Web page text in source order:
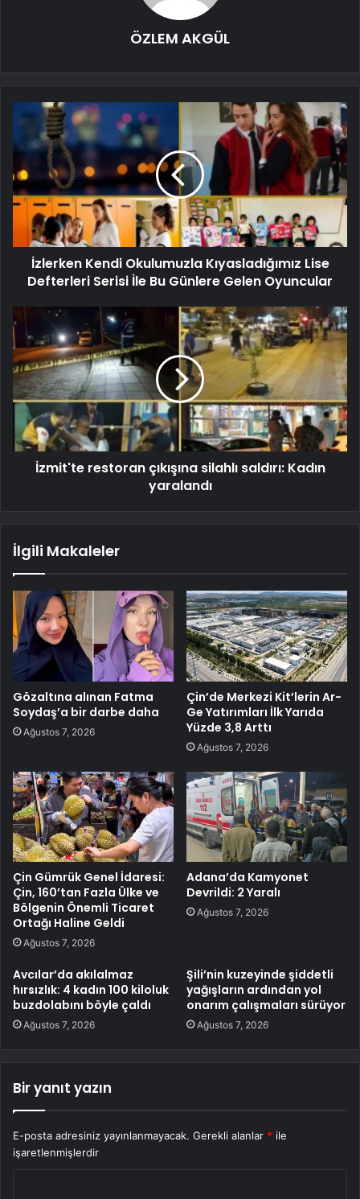
ÖZLEM AKGÜL
İzlerken Kendi Okulumuzla Kıyasladığımız Lise
Defterleri Serisi İle Bu Günlere Gelen Oyuncular
İzmit'te restoran çıkışına silahlı saldırı: Kadın
yaralandı
İlgili Makaleler
Gözaltına alınan Fatma
Soydaş’a bir darbe daha
Ağustos 7, 2026
Çin’de Merkezi Kit’lerin Ar-
Ge Yatırımları İlk Yarıda
Yüzde 3,8 Arttı
Ağustos 7, 2026
Çin Gümrük Genel İdaresi:
Çin, 160’tan Fazla Ülke ve
Bölgenin Önemli Ticaret
Ortağı Haline Geldi
Ağustos 7, 2026
Adana’da Kamyonet
Devrildi: 2 Yaralı
Ağustos 7, 2026
Avcılar’da akılalmaz
hırsızlık: 4 kadın 100 kiloluk
buzdolabını böyle çaldı
Ağustos 7, 2026
Şili’nin kuzeyinde şiddetli
yağışların ardından yol
onarım çalışmaları sürüyor
Ağustos 7, 2026
Bir yanıt yazın
E-posta adresiniz yayınlanmayacak. Gerekli alanlar * ile
işaretlenmişlerdir